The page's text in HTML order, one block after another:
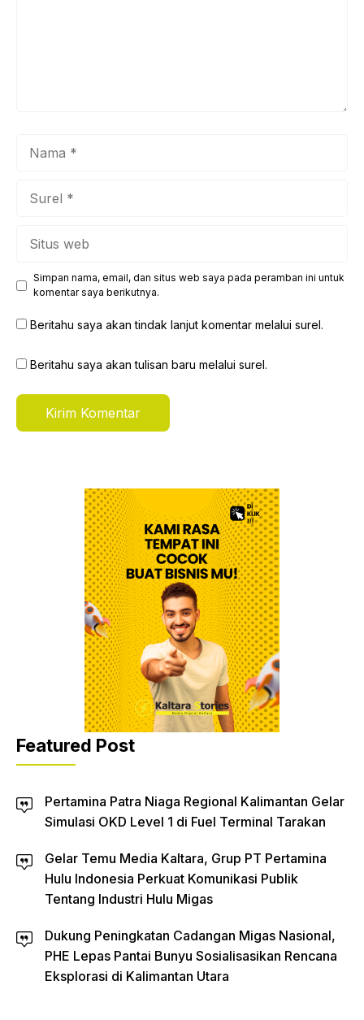
Simpan nama, email, dan situs web saya pada peramban ini untuk
komentar saya berikutnya.
Beritahu saya akan tindak lanjut komentar melalui surel.
Beritahu saya akan tulisan baru melalui surel.
Featured Post
Pertamina Patra Niaga Regional Kalimantan Gelar
Simulasi OKD Level 1 di Fuel Terminal Tarakan
Gelar Temu Media Kaltara, Grup PT Pertamina
Hulu Indonesia Perkuat Komunikasi Publik
Tentang Industri Hulu Migas
Dukung Peningkatan Cadangan Migas Nasional,
PHE Lepas Pantai Bunyu Sosialisasikan Rencana
Eksplorasi di Kalimantan Utara